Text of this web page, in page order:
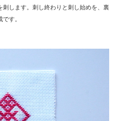
します。刺し終わりと刺し始めを、裏
す。